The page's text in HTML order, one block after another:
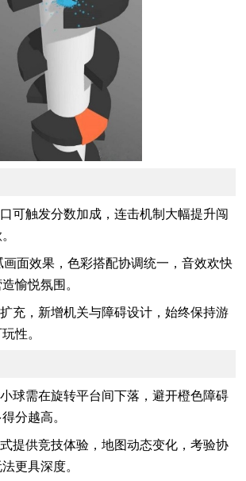
可触发分数加成，连击机制大幅提升闯
面效果，色彩搭配协调统一，音效欢快
愉悦氛围。
充，新增机关与障碍设计，始终保持游
性。
球需在旋转平台间下落，避开橙色障碍
分越高。
提供竞技体验，地图动态变化，考验协
更具深度。